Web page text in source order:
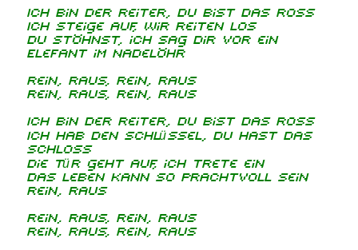
Ich bin der Reiter, du bist das Ross
Ich steige auf, wir reiten los
Du stöhnst, ich sag dir vor ein
Elefant im Nadelöhr
Rein, raus, rein, raus
Rein, raus, rein, raus
Ich bin der Reiter, du bist das Ross
Ich hab den Schlüssel, du hast das
Schloss
Die Tür geht auf, ich trete ein
Das Leben kann so prachtvoll sein
Rein, raus
Rein, raus, rein, raus
Rein, raus, rein, raus